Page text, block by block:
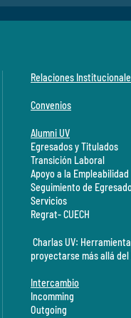
Relaciones
Convenios
Alumni UV
Egresados y Titulados
Transición Laboral
Apoyo a la Empleabilidad
Seguimiento de
Servicios
Regrat- CUECH
Charlas UV:
proyectarse más allá del
Intercambio
Incomming
Outgoing